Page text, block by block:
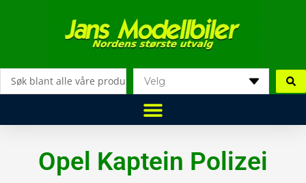
Opel Kaptein Polizei